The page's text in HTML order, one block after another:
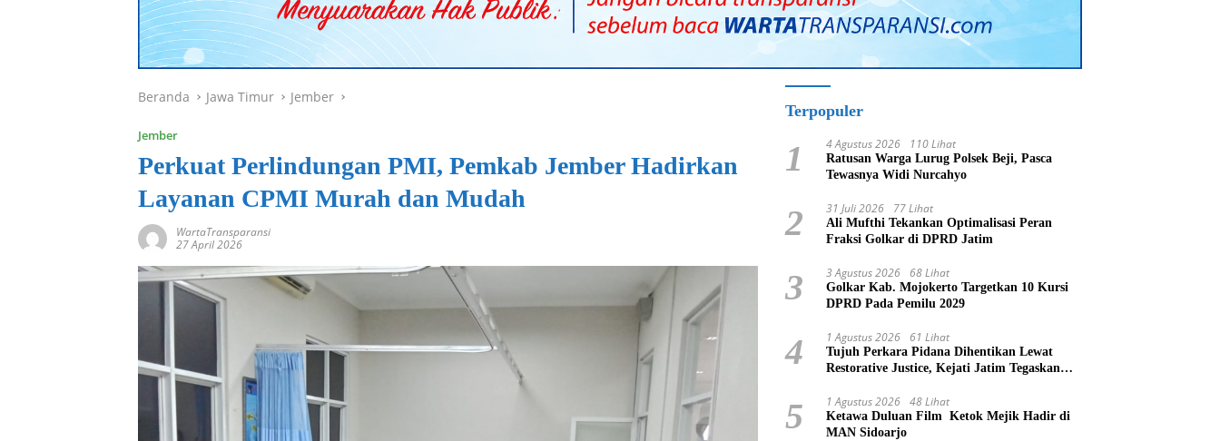
Beranda Jawa Timur Jember
Jember
Perkuat Perlindungan PMI, Pemkab Jember Hadirkan
Layanan CPMI Murah dan Mudah
WartaTransparansi
27 April 2026
Terpopuler
1 4 Agustus 2026 110 Lihat
Ratusan Warga Lurug Polsek Beji, Pasca
Tewasnya Widi Nurcahyo
2 31 Juli 2026 77 Lihat
Ali Mufthi Tekankan Optimalisasi Peran
Fraksi Golkar di DPRD Jatim
3 3 Agustus 2026 68 Lihat
Golkar Kab. Mojokerto Targetkan 10 Kursi
DPRD Pada Pemilu 2029
4 1 Agustus 2026 61 Lihat
Tujuh Perkara Pidana Dihentikan Lewat
Restorative Justice, Kejati Jatim Tegaskan
5 1 Agustus 2026 48 Lihat
Ketawa Duluan Film Ketok Mejik Hadir di
MAN Sidoarjo